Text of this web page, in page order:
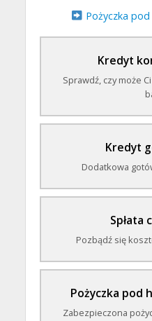
Pożyczka
Kredyt
Sprawdź, czy może
Kredyt
Dodatkowa
Spłata
Pozbądź się
Pożyczka pod
Zabezpieczona